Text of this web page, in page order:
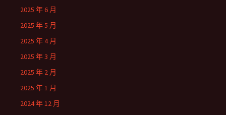
2025 年 6 月
2025 年 5 月
2025 年 4 月
2025 年 3 月
2025 年 2 月
2025 年 1 月
2024 年 12 月